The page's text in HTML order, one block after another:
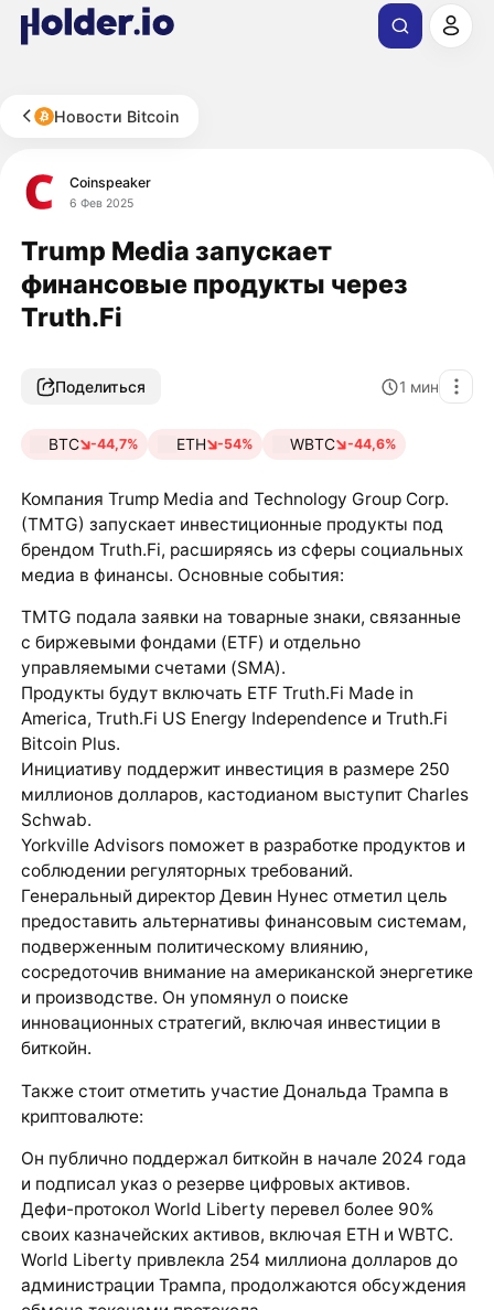
Новости Bitcoin
Coinspeaker
6 Фев 2025
Trump Media запускает
финансовые продукты через
Truth.Fi
Поделиться 1 мин
BTC -44,7% ETH -54% WBTC -44,6%
Компания Trump Media and Technology Group Corp.
(TMTG) запускает инвестиционные продукты под
брендом Truth.Fi, расширяясь из сферы социальных
медиа в финансы. Основные события:
TMTG подала заявки на товарные знаки, связанные
с биржевыми фондами (ETF) и отдельно
управляемыми счетами (SMA).
Продукты будут включать ETF Truth.Fi Made in
America, Truth.Fi US Energy Independence и Truth.Fi
Bitcoin Plus.
Инициативу поддержит инвестиция в размере 250
миллионов долларов, кастодианом выступит Charles
Schwab.
Yorkville Advisors поможет в разработке продуктов и
соблюдении регуляторных требований.
Генеральный директор Девин Нунес отметил цель
предоставить альтернативы финансовым системам,
подверженным политическому влиянию,
сосредоточив внимание на американской энергетике
и производстве. Он упомянул о поиске
инновационных стратегий, включая инвестиции в
биткойн.
Также стоит отметить участие Дональда Трампа в
криптовалюте:
Он публично поддержал биткойн в начале 2024 года
и подписал указ о резерве цифровых активов.
Дефи-протокол World Liberty перевел более 90%
своих казначейских активов, включая ETH и WBTC.
World Liberty привлекла 254 миллиона долларов до
администрации Трампа, продолжаются обсуждения